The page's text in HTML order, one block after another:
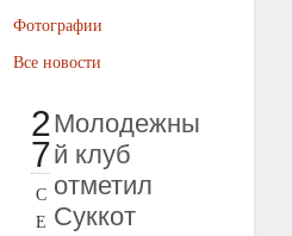
Фотографии
Все новости
2
7
С
Е
Молодежны
й клуб
отметил
Суккот